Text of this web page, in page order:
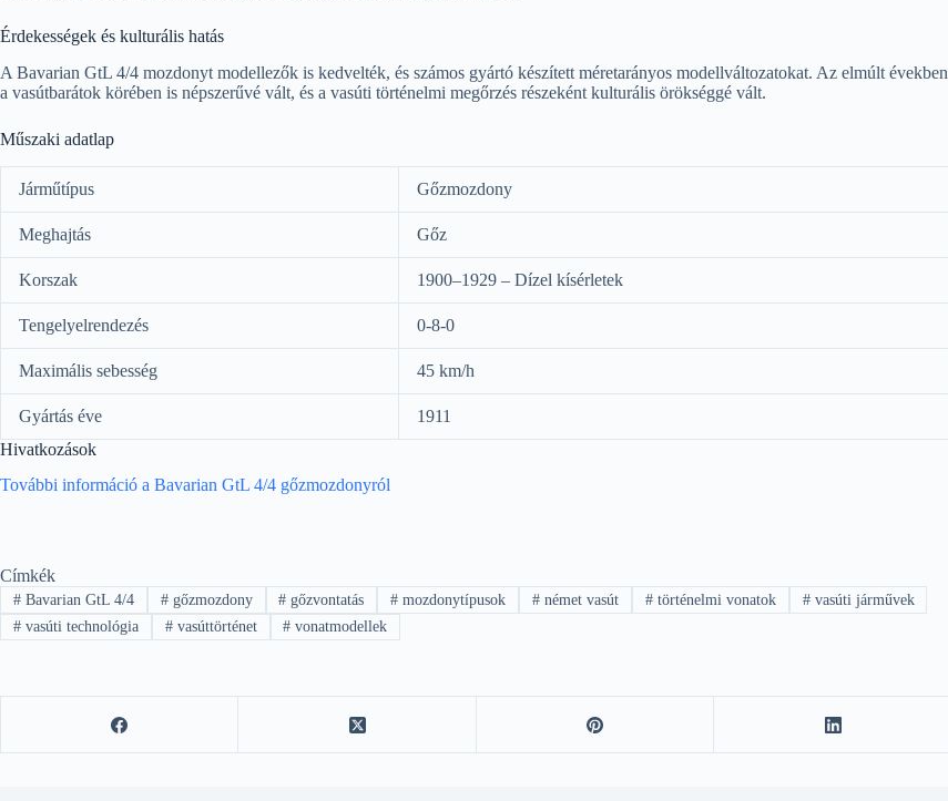
Érdekességek és kulturális hatás
A Bavarian GtL 4/4 mozdonyt modellezők is kedvelték, és számos gyártó készített méretarányos modellváltozatokat. Az elmúlt években
a vasútbarátok körében is népszerűvé vált, és a vasúti történelmi megőrzés részeként kulturális örökséggé vált.
Műszaki adatlap
Járműtípus Gőzmozdony
Meghajtás Gőz
Korszak 1900–1929 – Dízel kísérletek
Tengelyelrendezés 0-8-0
Maximális sebesség 45 km/h
Gyártás éve
1911
Hivatkozások
További információ a Bavarian GtL 4/4 gőzmozdonyról
Címkék
#Bavarian GtL 4/4 #gőzmozdony # gőzvontatás # mozdonytípusok # német vasút #történelmi vonatok #vasúti járművek
#vasúti technológia #vasúttörténet # vonatmodellek